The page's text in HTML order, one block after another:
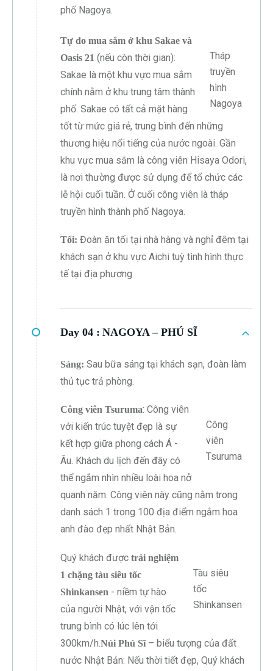
phố Nagoya.
Tháp
truyền
hình
Nagoya
Tự do mua sắm ở khu Sakae và
Oasis 21 (nếu còn thời gian):
Sakae là một khu vực mua sắm
chính nằm ở khu trung tâm thành
phố. Sakae có tất cả mặt hàng
tốt từ mức giá rẻ, trung bình đến những
thương hiệu nổi tiếng của nước ngoài. Gần
khu vực mua sắm là công viên Hisaya Odori,
là nơi thường được sử dụng để tổ chức các
lễ hội cuối tuần. Ở cuối công viên là tháp
truyền hình thành phố Nagoya.
Tối: Đoàn ăn tối tại nhà hàng và nghỉ đêm tại
khách sạn ở khu vực Aichi tuỳ tình hình thực
tế tại địa phương
Day 04 : NAGOYA – PHÚ SĨ
Sáng: Sau bữa sáng tại khách sạn, đoàn làm
thủ tục trả phòng.
Công
viên
Tsuruma
Công viên Tsuruma: Công viên
với kiến trúc tuyệt đẹp là sự
kết hợp giữa phong cách Á -
Âu. Khách du lịch đến đây có
thể ngắm nhìn nhiều loài hoa nở
quanh năm. Công viên này cũng nằm trong
danh sách 1 trong 100 địa điểm ngắm hoa
anh đào đẹp nhất Nhật Bản.
Tàu siêu
tốc
Shinkansen
Quý khách được trải nghiệm
1 chặng tàu siêu tốc
Shinkansen - niềm tự hào
của người Nhật, với vận tốc
trung bình có lúc lên tới
300km/h.Núi Phú Sĩ– biểu tượng của đất
nước Nhật Bản: Nếu thời tiết đẹp, Quý khách